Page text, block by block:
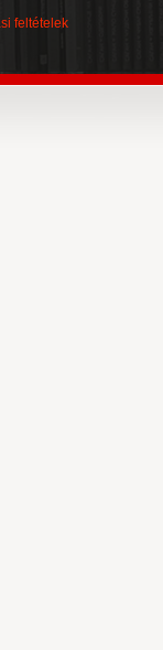
feltételek